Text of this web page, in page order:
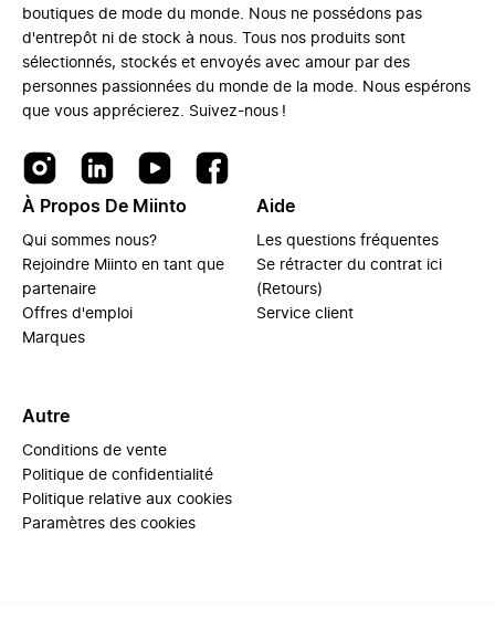
boutiques de mode du monde. Nous ne possédons pas
d'entrepôt ni de stock à nous. Tous nos produits sont
sélectionnés, stockés et envoyés avec amour par des
personnes passionnées du monde de la mode. Nous espérons
que vous apprécierez. Suivez-nous !
À Propos De Miinto
Qui sommes nous?
Rejoindre Miinto en tant que
partenaire
Offres d'emploi
Marques
Aide
Les questions fréquentes
Se rétracter du contrat ici
(Retours)
Service client
Autre
Conditions de vente
Politique de confidentialité
Politique relative aux cookies
Paramètres des cookies